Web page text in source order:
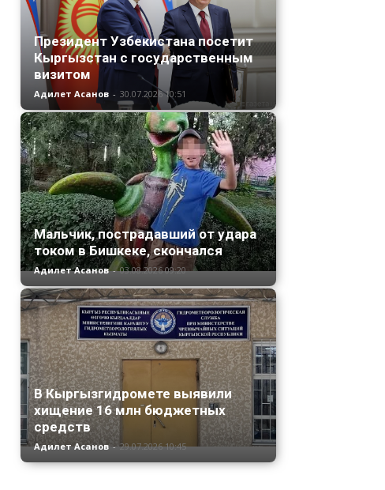
Президент Узбекистана посетит
Кыргызстан с государственным
визитом
Адилет Асанов - 30.07.2026 10:51
Мальчик, пострадавший от удара
током в Бишкеке, скончался
Адилет Асанов - 03.08.2026 09:20
В Кыргызгидромете выявили
хищение 16 млн бюджетных
средств
Адилет Асанов - 29.07.2026 10:45